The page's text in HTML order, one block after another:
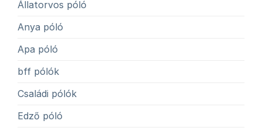
Állatorvos póló
Anya póló
Apa póló
bff pólók
Családi pólók
Edző póló